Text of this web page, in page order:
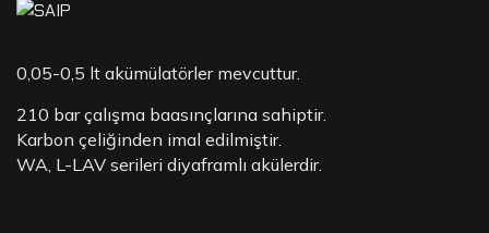
0,05-0,5 lt akümülatörler mevcuttur.
210 bar çalışma baasınçlarına sahiptir.
Karbon çeliğinden imal edilmiştir.
WA, L-LAV serileri diyaframlı akülerdir.